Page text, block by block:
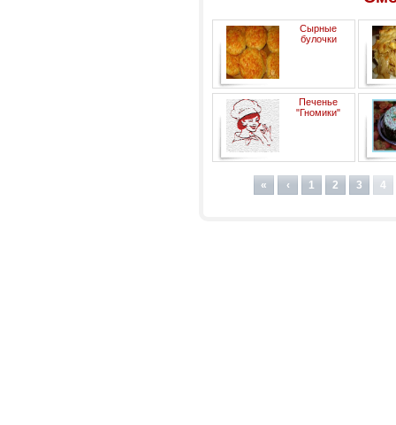
Сырные
булочки
KAESEBROETCHEN
"Немецкая Кухня"
Печенье
"Гномики"
« ‹ 1 2 3 4